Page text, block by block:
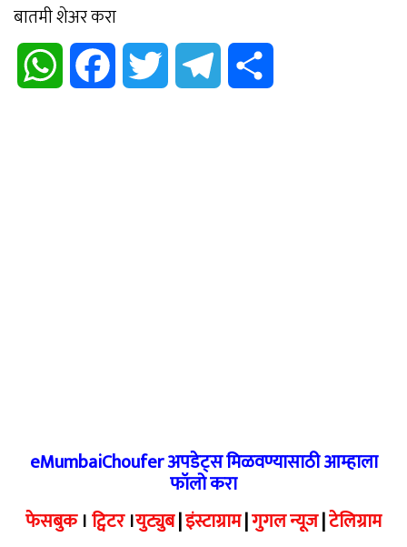
बातमी शेअर करा
WhatsApp Facebook Twitter Telegram
eMumbaiChoufer अपडेट्स मिळवण्यासाठी आम्हाला
फॉलो करा
फेसबुक।ट्विटर।युट्युब|इंस्टाग्राम|गुगल न्यूज|टेलिग्राम